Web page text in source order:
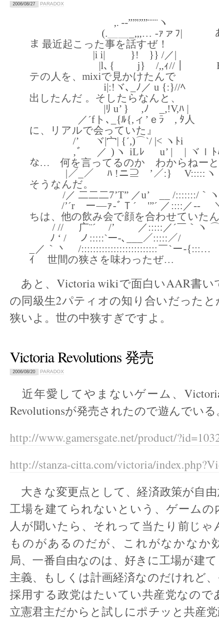
2006/08/27 PARADOX
,. -‐””'””¨¨¨ヽ
(.＿＿_,,,… -ｧァﾌ| あ…
ま 最近起こった事を話すぜ！
|i i| }! }} /／|
|l､{ j} /,,ｨ//｜ EU2
テの人を、mixiで見かけたんで
i|:!ヾ､_ﾉ／ u {:}//ﾍ リク
出したんだ 。そしたらなんと、
|ﾘ u’ } ,ﾉ _,!V,ﾊ |
／´fト､_{ﾙ{,ィ’ｅﾗ , ﾀ
に、リアルで会っていた』
/’ ヾ|宀| {´,)⌒`/ |< ヽﾄiゝ
,ﾞ ／ )ヽ iLﾚ u’ | |
な… 何を言ってるのか わからねー
|／_／ ﾊ !ニ⊇ ’／:}
そうなんだ。
/／ 二二二7’T” ／u’ __ /:::::::/｀ヽ
/’´r ー—ｧ‐ﾞＴ´ '”´ ／::::／
ちは、他の飲み会で顔を合わせていた
/ // 广¨´ /’ ／:::::／´￣｀ヽ ⌒
ﾉ ‘ / ノ:::::`ー-､___／:::::
_／｀丶 /::::::::::::::::::::::::::
ｲ 世間の狭さを味わったぜ…
あと、Victoria wikiで面白いAAR書い
の同級生2パティオの知り合いだった
狭いよ。世の中狭すぎですよ。
Victoria Revolutions 発売
2006/08/20 PARADOX
近年愛してやまないゲーム、
Revolutionsが発売されたので遊んでいる
http://www.gamersgate.net/product/
http://stanza-citta.com/victoria/
大きな変更点として、経済政策が自
工場を建てられないという、ゲームの
人が聞いたら、それって当たり前じゃ
ものがあるのだが、これがなかなか
局、一番自由なのは、好きに工場が建
主義、もしくは計画経済なのだけれど
採用する政党はたいてい共産党なので
立憲君主だからと試しにポチッと共産